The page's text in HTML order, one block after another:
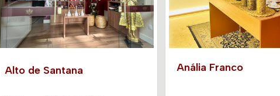
Alto de Santana Anália Franco